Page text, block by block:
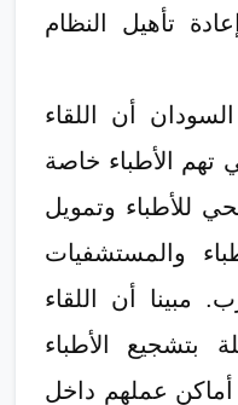
تأهيل النظام
أن اللقاء
تهم الأطباء خاصة
للأطباء وتمويل
والمستشفيات
مبينا أن اللقاء
بتشجيع الأطباء
أماكن عملهم داخل